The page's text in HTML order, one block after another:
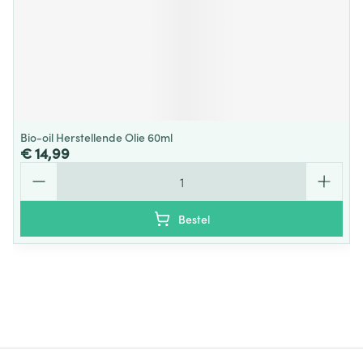
Bio-oil Herstellende Olie 60ml
€ 14,99
Bestel